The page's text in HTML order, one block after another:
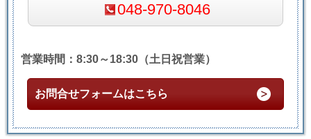
048-970-8046
営業時間：8:30～18:30（土日祝営業）
お問合せフォームはこちら